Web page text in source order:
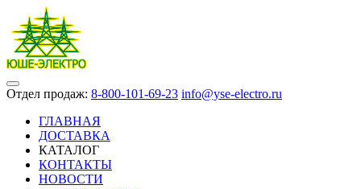
Отдел продаж: 8-800-101-69-23 info@yse-electro.ru
ГЛАВНАЯ
ДОСТАВКА
КАТАЛОГ
КОНТАКТЫ
НОВОСТИ